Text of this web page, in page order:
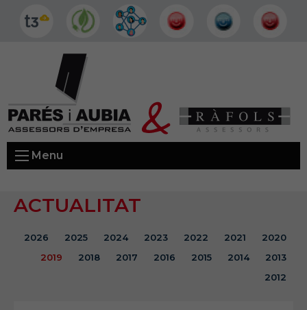
Menu
ACTUALITAT
2026 2025 2024 2023 2022 2021
2020
2019
2018 2017 2016 2015 2014
2013
2012